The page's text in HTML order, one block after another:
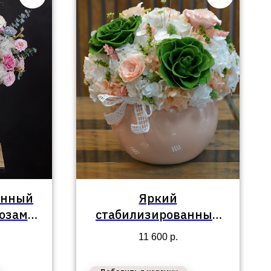
Яркий
стабилизированный
букет №63
11 600 р.